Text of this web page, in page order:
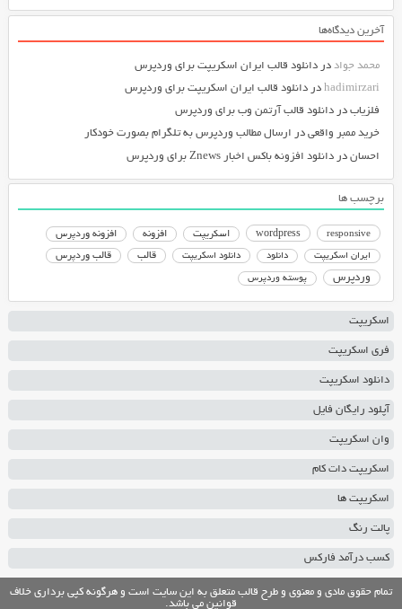
آخرین دیدگاه‌ها
محمد جواددر دانلود قالب ایران اسکریپت برای وردپرس
hadimirzariدر دانلود قالب ایران اسکریپت برای وردپرس
فلزیابدر دانلود قالب آرتمن وب برای وردپرس
خرید ممبر واقعیدر ارسال مطالب وردپرس به تلگرام بصورت خودکار
احساندر دانلود افزونه باکس اخبار Znews برای وردپرس
برچسب ها
responsive
wordpress اسکریپت افزونه افزونه وردپرس
ایران اسکریپت دانلود دانلود اسکریپت قالب قالب وردپرس
وردپرس پوسته وردپرس
اسکریپت
فری اسکریپت
دانلود اسکریپت
آپلود رایگان فایل
وان اسکریپت
اسکریپت دات کام
اسکریپت ها
پالت رنگ
کسب درآمد فارکس
تمام حقوق مادی و معنوی و طرح قالب متعلق به این سایت است و هرگونه کپی برداری خلاف
قوانین می باشد.